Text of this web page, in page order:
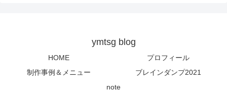
ymtsg blog
HOME
プロフィール
制作事例＆メニュー
ブレインダンプ2021
note